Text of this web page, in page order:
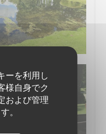
ーを利用し
様自身でク
および管理
。